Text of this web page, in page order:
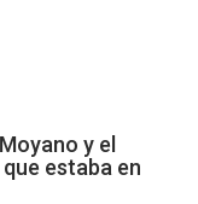
y el
estaba en